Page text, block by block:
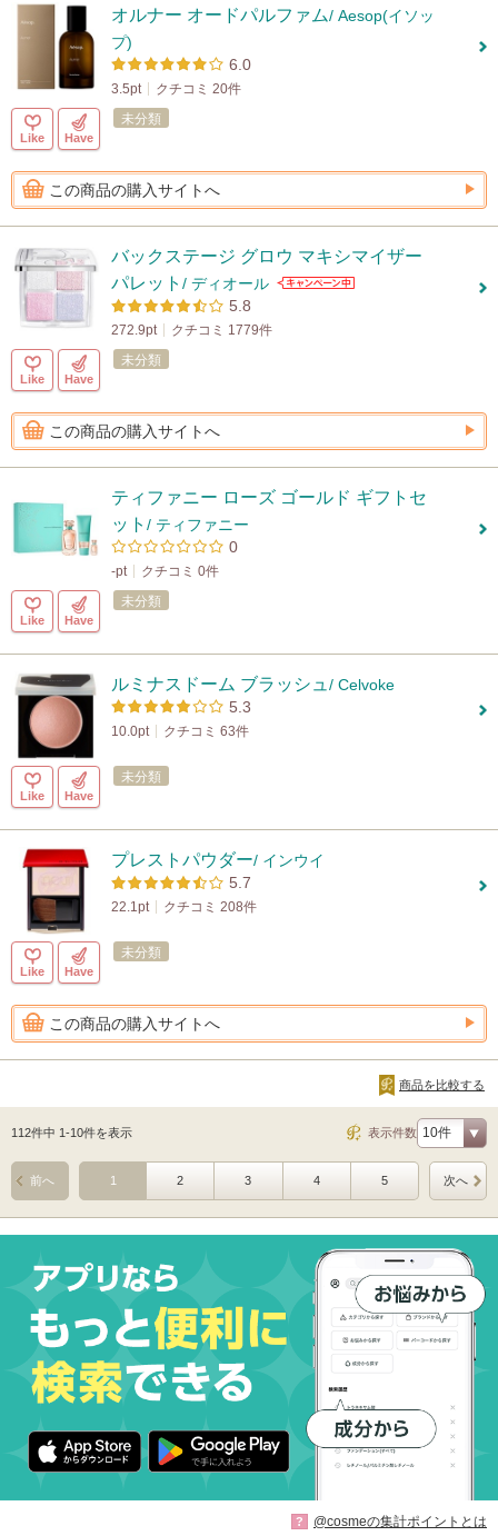
オルナー オードパルファム/ Aesop(イソッ
プ)
6.0
3.5pt クチコミ 20件
Like Have
未分類
この商品の購入サイトへ
バックステージ グロウ マキシマイザー
パレット / ディオール
5.8
272.9pt クチコミ 1779件
Like Have
未分類
この商品の購入サイトへ
ティファニー ローズ ゴールド ギフトセ
ット / ティファニー
0
-pt クチコミ 0件
Like Have
未分類
ルミナスドーム ブラッシュ / Celvoke
5.3
10.0pt クチコミ 63件
Like Have
未分類
プレストパウダー/ インウイ
5.7
22.1pt クチコミ 208件
Like Have
未分類
この商品の購入サイトへ
商品を比較する
112件中 1-10件を表示 表示件数
1 2 3 4 5
前へ 次へ
? @cosmeの集計ポイントとは